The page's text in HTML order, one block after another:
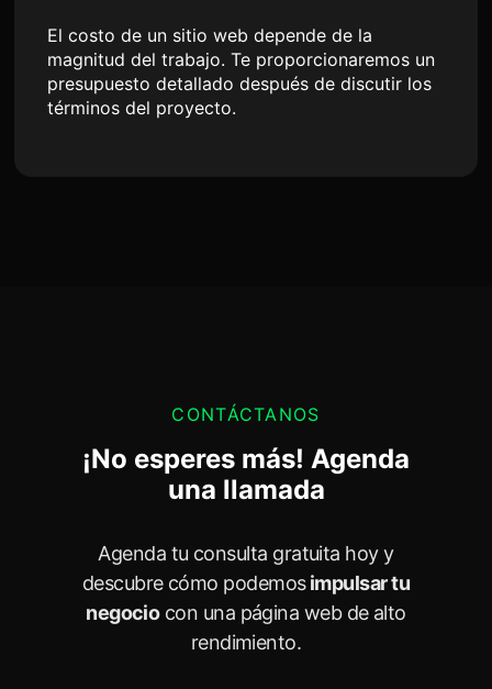
El costo de un sitio web depende de la
magnitud del trabajo. Te proporcionaremos un
presupuesto detallado después de discutir los
términos del proyecto.
CONTÁCTANOS
¡No esperes más! Agenda
una llamada
Agenda tu consulta gratuita hoy y
descubre cómo podemosimpulsar tu
negociocon una página web de alto
rendimiento.